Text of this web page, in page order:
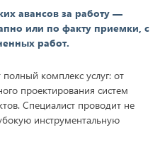
авансов за работу —
или по факту приемки, с
работ.
комплекс услуг: от
проектирования систем
Специалист проводит не
инструментальную